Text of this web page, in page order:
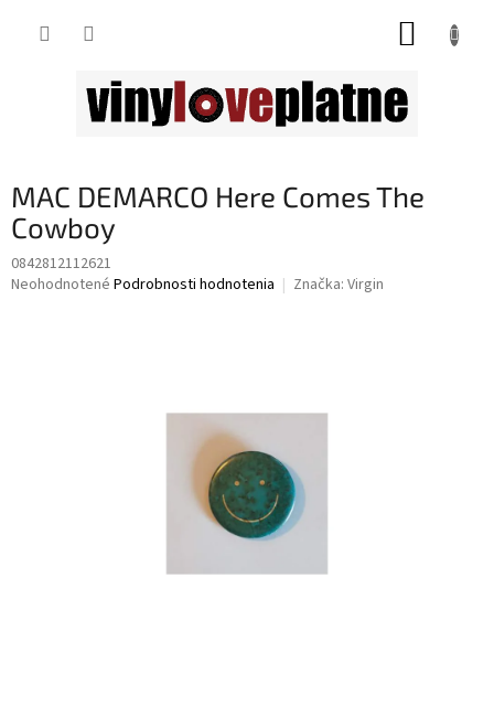
MAC DEMARCO Here Comes The
Cowboy
0842812112621
Priemerné
Neohodnotené Podrobnosti hodnotenia Značka: Virgin